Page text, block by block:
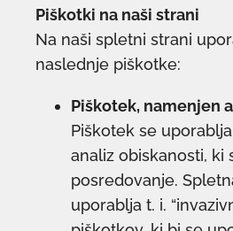
Piškotki na naši strani
Na naši spletni strani
naslednje piškotke:
Piškotek, namenjen
Piškotek se
analiz obiskanosti, ki
posredovanje.
uporablja t. i.